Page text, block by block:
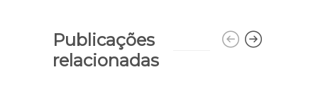
Publicações
relacionadas